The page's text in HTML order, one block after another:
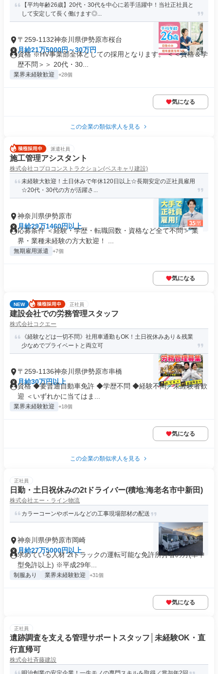
【平均年齢26歳】20代・30代を中心に若手活躍中！当社正社員と
して安定して長く働けます◎...
〒259-1132神奈川県伊勢原市桜台
月給21万5000円～30万円
資格 ※HV事業部全体としての採用となります。 ＜＜資格＆学
歴不問＞＞ 20代・30...
業界未経験歓迎 +28個
気になる
この企業の類似求人を見る
派遣社員
施工管理アシスタント
株式会社コプロコンストラクション(ベスキャリ建設)
未経験大歓迎！土日休みで年休120日以上☆長期安定の正社員雇用
☆20代・30代の方が活躍さ...
神奈川県伊勢原市
月給29万1460円以上
応募条件 ＜経験・学歴・転職回数・資格など全て不問＞ 業
界・業種未経験の方大歓迎！ ...
無期雇用派遣 +7個
気になる
NEW 正社員
建設会社での労務管理スタッフ
株式会社コクエー
《経験などは一切不問》社用車通勤もOK！土日祝休みあり＆残業
少なめでプライベートと両立可
〒259-1136神奈川県伊勢原市串橋
月給30万円以上
資格 ◆要普通自動車免許 ◆学歴不問 ◆経験不問／未経験者歓
迎 ＜いずれかに当てはま...
業界未経験歓迎 +18個
気になる
この企業の類似求人を見る
正社員
日勤・土日祝休みの2tドライバー(積地:海老名市中新田)
株式会社エー・ライン物流
カラーコーンやポールなどの工事現場部材の配送
神奈川県伊勢原市岡崎
月給27万5000円以上
求めている人材 2tトラックの運転可能な免許所持者の方(準中
型免許以上) ※平成29年...
制服あり 業界未経験歓迎 +31個
気になる
正社員
遺跡調査を支える管理サポートスタッフ│未経験OK・直
行直帰可
株式会社斉藤建設